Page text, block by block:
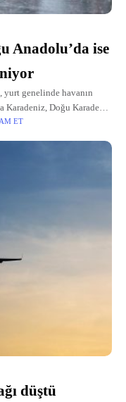
Anadolu’da ise
genelinde havanın
Karadeniz, Doğu Karadeniz
Artvin, Batman,
ET
düştü